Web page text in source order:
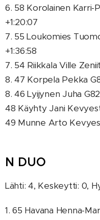
6. 58 Korolainen Karri-
+1:20:07
7. 55 Loukomies
+1:36:58
7. 54 Riikkala Ville
8. 47 Korpela Pekka
8. 46 Lyijynen Juha
48 Käyhty Jani
49 Munne Arto
N DUO
Lähti: 4, Keskeytti: 0,
1. 65 Havana Henna-